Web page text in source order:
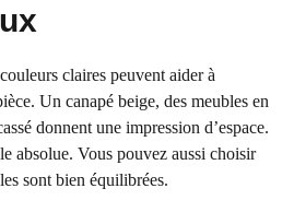
claires peuvent aider à
Un canapé beige, des meubles en
donnent une impression d’espace.
absolue. Vous pouvez aussi choisir
sont bien équilibrées.